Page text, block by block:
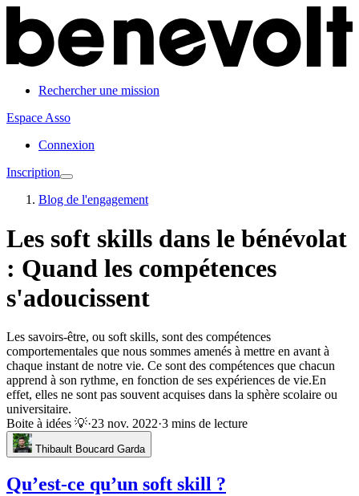
Rechercher une mission
Espace Asso
Connexion
Inscription
Blog de l'engagement
Les soft skills dans le bénévolat
: Quand les compétences
s'adoucissent
Les savoirs-être, ou soft skills, sont des compétences
comportementales que nous sommes amenés à mettre en avant à
chaque instant de notre vie. Ce sont des compétences que chacun
apprend à son rythme, en fonction de ses expériences de vie.En
effet, elles ne sont pas souvent acquises dans la sphère scolaire ou
universitaire.
Boite à idées 💡·23 nov. 2022·3 mins de lecture
Thibault Boucard Garda
Qu’est-ce qu’un soft skill ?